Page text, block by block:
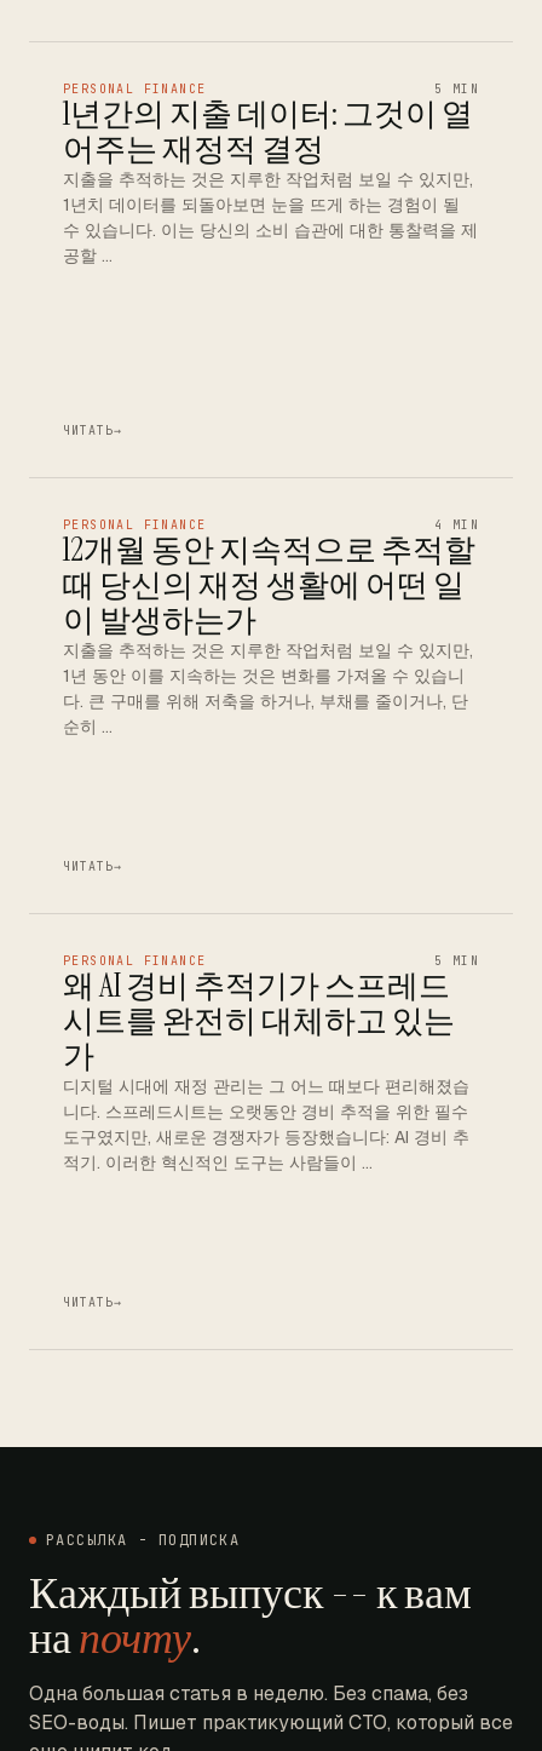
PERSONAL FINANCE 5 MIN
1년간의 지출 데이터: 그것이 열
어주는 재정적 결정
지출을 추적하는 것은 지루한 작업처럼 보일 수 있지만,
1년치 데이터를 되돌아보면 눈을 뜨게 하는 경험이 될
수 있습니다. 이는 당신의 소비 습관에 대한 통찰력을 제
공할 …
ЧИТАТЬ→
PERSONAL FINANCE 4 MIN
12개월 동안 지속적으로 추적할
때 당신의 재정 생활에 어떤 일
이 발생하는가
지출을 추적하는 것은 지루한 작업처럼 보일 수 있지만,
1년 동안 이를 지속하는 것은 변화를 가져올 수 있습니
다. 큰 구매를 위해 저축을 하거나, 부채를 줄이거나, 단
순히 …
ЧИТАТЬ→
PERSONAL FINANCE 5 MIN
왜 AI 경비 추적기가 스프레드
시트를 완전히 대체하고 있는
가
디지털 시대에 재정 관리는 그 어느 때보다 편리해졌습
니다. 스프레드시트는 오랫동안 경비 추적을 위한 필수
도구였지만, 새로운 경쟁자가 등장했습니다: AI 경비 추
적기. 이러한 혁신적인 도구는 사람들이 …
ЧИТАТЬ→
РАССЫЛКА - ПОДПИСКА
Каждый выпуск -- к вам
напочту.
Одна большая статья в неделю. Без спама, без
SEO-воды. Пишет практикующий CTO, который все